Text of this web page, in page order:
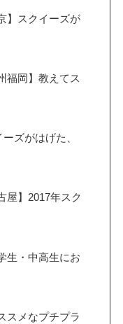
】スクイーズが
福岡】教えてス
ズがはげた、
屋】2017年スク
生・中高生にお
スメなプチプラ